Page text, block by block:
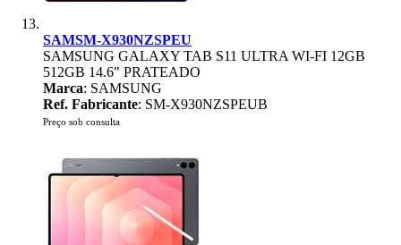
SAMSM-X930NZSPEU
SAMSUNG GALAXY TAB S11 ULTRA WI-FI 12GB
512GB 14.6" PRATEADO
Marca: SAMSUNG
Ref. Fabricante: SM-X930NZSPEUB
Preço sob consulta